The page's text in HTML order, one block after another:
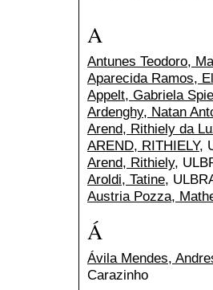
A
Antunes Teodoro,
Aparecida Ramos,
Appelt, Gabriela
Ardenghy, Natan
Arend, Rithiely da
AREND, RITHIELY,
Arend, Rithiely,
Aroldi, Tatine,
Austria Pozza,
Á
Ávila Mendes,
Carazinho